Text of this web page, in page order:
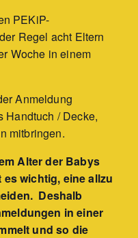
PEKiP-
Regel acht Eltern
Woche in einem
Anmeldung
Handtuch / Decke,
mitbringen.
Alter der Babys
wichtig, eine allzu
Deshalb
in einer
und so die